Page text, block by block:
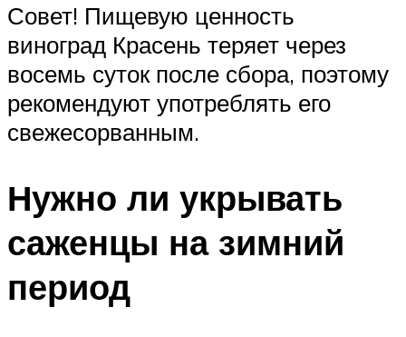
Совет! Пищевую ценность
виноград Красень теряет через
восемь суток после сбора, поэтому
рекомендуют употреблять его
свежесорванным.
Нужно ли укрывать
саженцы на зимний
период